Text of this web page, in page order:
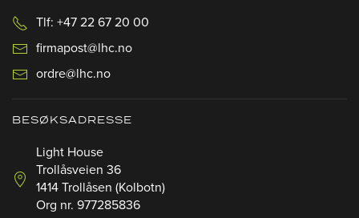
Tlf: +47 22 67 20 00
firmapost@lhc.no
ordre@lhc.no
BESØKSADRESSE
Light House
Trollåsveien 36
1414 Trollåsen (Kolbotn)
Org nr. 977285836